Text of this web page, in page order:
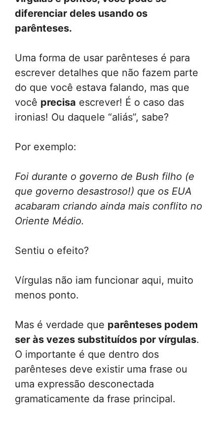
diferenciar deles usando os
parênteses.
Uma forma de usar parênteses é para
escrever detalhes que não fazem parte
do que você estava falando, mas que
você precisa escrever! É o caso das
ironias! Ou daquele “aliás”, sabe?
Por exemplo:
Foi durante o governo de Bush filho (e
que governo desastroso!) que os EUA
acabaram criando ainda mais conflito no
Oriente Médio.
Sentiu o efeito?
Vírgulas não iam funcionar aqui, muito
menos ponto.
Mas é verdade que parênteses podem
ser às vezes substituídos por vírgulas.
O importante é que dentro dos
parênteses deve existir uma frase ou
uma expressão desconectada
gramaticamente da frase principal.